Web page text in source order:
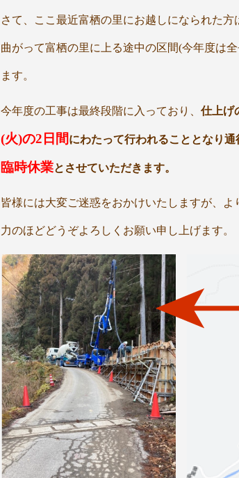
さて、ここ最近富栖の里にお越しになられた
曲がって富栖の里に上る途中の区間(今年度は
ます。
今年度の工事は最終段階に入っており、 仕上げ
(火)の2日間にわたって行われることとなり
臨時休業とさせていただきます。
皆様には大変ご迷惑をおかけいたしますが、
力のほどどうぞよろしくお願い申し上げます。